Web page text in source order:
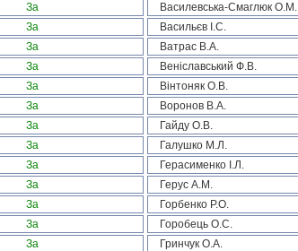
За Василевська-Смаглюк О.М.
За Васильєв І.С.
За Ватрас В.А.
За Веніславський Ф.В.
За Вінтоняк О.В.
За Воронов В.А.
За Гайду О.В.
За Галушко М.Л.
За Герасименко І.Л.
За Герус А.М.
За Горбенко Р.О.
За Горобець О.С.
За Гринчук О.А.